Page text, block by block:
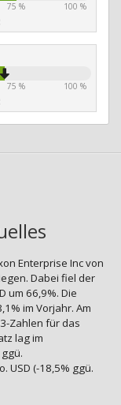
75 %
100 %
75 %
100 %
Enterprise Inc von
Dabei fiel der
um 66,9%. Die
im Vorjahr. Am
Zahlen für das
lag im
USD (-18,5% ggü.